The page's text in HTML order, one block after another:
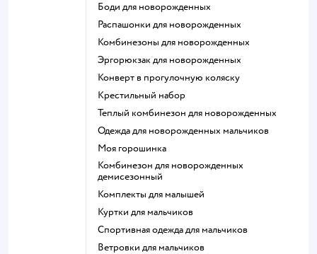
Боди для новорожденных
Распашонки для новорожденных
Комбинезоны для новорожденных
Эргорюкзак для новорожденных
Конверт в прогулочную коляску
Крестильный набор
Теплый комбинезон для новорожденных
Одежда для новорожденных мальчиков
Моя горошинка
Комбинезон для новорожденных
демисезонный
Комплекты для малышей
Куртки для мальчиков
Спортивная одежда для мальчиков
Ветровки для мальчиков